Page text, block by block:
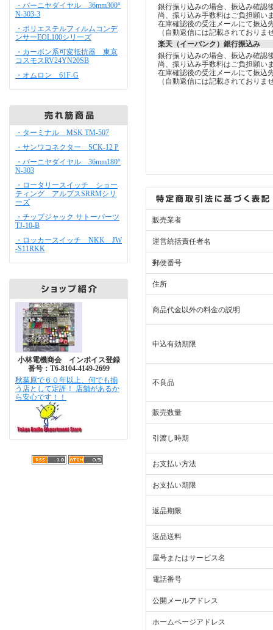
・バーニヤダイヤル 36mm300°
N-303-3
・ポリエステルフィルムコンデ
ンサーEOL100シリーズ
・カーボン系可変抵抗器 東京
コスモスRV24YN20SB
・オムロン 61F-G
・ターミナル MSK TM-507
・サンワコネクター SCK-12 P
・バーニヤダイヤル 36mm180°
N-303
・ロータリースイッチ ショー
ティング アルプスSRRMシリ
ーズ
・チップジャック サトーパーツ
TJ-10-B
・ロッカースイッチ NKK JW
-S11RKK
小林電機商会 インボイス登録
番号：T6-8104-4149-2699
秋葉原で６０年以上、何でも揃
う店として定評！ 店舗があるか
ら安心です！！
銀行振り込みの場合、振込み確認
尚、振り込み手数料はご負担願い
在庫確認後の受注メールにて振込
（自動返信には記載されておりま
楽天（イーバンク）銀行振込み
銀行振り込みの場合、振込み確認
尚、振り込み手数料はご負担願い
在庫確認後の受注メールにて振込
（自動返信には記載されておりま
販売業者
運営統括責任者名
郵便番号
住所
商品代金以外の料金の説明
申込有効期限
不良品
販売数量
引渡し時期
お支払い方法
お支払い期限
返品期限
返品送料
屋号またはサービス名
電話番号
公開メールアドレス
ホームページアドレス